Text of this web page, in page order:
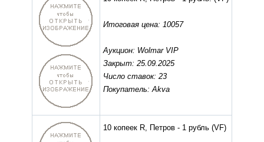
Итоговая цена: 10057
Аукцион: Wolmar VIP
Закрыт: 25.09.2025
Число ставок: 23
Покупатель: Akva
10 копеек R, Петров - 1 рубль (VF)